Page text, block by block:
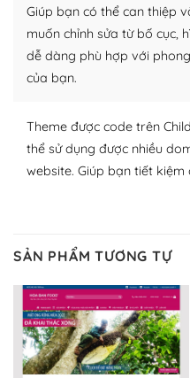
plugin của WordPress rất
thích chọn lựa plugin và
lập website của mình.
WordPress đa dạng plugin
– Dễ sử dụng
Với mọi Hosting bất kỳ thì
Và bạn có toàn quyền tự
trang web WordPress của
Dễ dàng lựa chọn
– Bảo mật cực tốt
Giúp bạn có thể can thiệp
muốn chỉnh sửa từ bố cục,
dễ dàng phù hợp với
của bạn.
Theme được code trên
thể sử dụng được nhiều
website. Giúp bạn tiết
SẢN PHẨM TƯƠNG TỰ